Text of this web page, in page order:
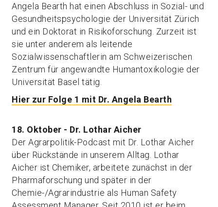
Angela Bearth hat einen Abschluss in Sozial- und
Gesundheitspsychologie der Universität Zürich
und ein Doktorat in Risikoforschung. Zurzeit ist
sie unter anderem als leitende
Sozialwissenschaftlerin am Schweizerischen
Zentrum für angewandte Humantoxikologie der
Universität Basel tätig.
Hier zur Folge 1 mit Dr. Angela Bearth
18. Oktober - Dr. Lothar Aicher
Der Agrarpolitik-Podcast mit Dr. Lothar Aicher
über Rückstände in unserem Alltag. Lothar
Aicher ist Chemiker, arbeitete zunächst in der
Pharmaforschung und später in der
Chemie-/Agrarindustrie als Human Safety